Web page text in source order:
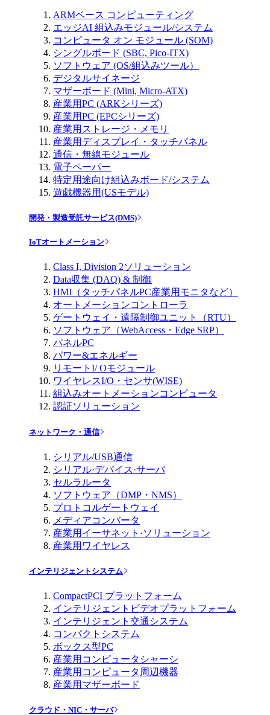
ARMベース コンピューティング
エッジAI 組込みモジュール/システム
コンピュータ オン モジュール (SOM)
シングルボード (SBC, Pico-ITX)
ソフトウェア (OS/組込みツール）
デジタルサイネージ
マザーボード (Mini, Micro-ATX)
産業用PC (ARKシリーズ)
産業用PC (EPCシリーズ)
産業用ストレージ・メモリ
産業用ディスプレイ・タッチパネル
通信・無線モジュール
電子ペーパー
特定用途向け組込みボード/システム
遊戯機器用(USモデル)
開発・製造受託サービス(DMS)
IoTオートメーション
Class I, Division 2ソリューション
Data収集 (DAQ) & 制御
HMI（タッチパネルPC産業用モニタなど）
オートメーションコントローラ
ゲートウェイ・遠隔制御ユニット（RTU）
ソフトウェア（WebAccess・Edge SRP）
パネルPC
パワー&エネルギー
リモートI/ Oモジュール
ワイヤレスI/O・センサ(WISE)
組込みオートメーションコンピュータ
認証ソリューション
ネットワーク・通信
シリアル/USB通信
シリアル·デバイス·サーバ
セルラルータ
ソフトウェア（DMP・NMS）
プロトコルゲートウェイ
メディアコンバータ
産業用イーサネット·ソリューション
産業用ワイヤレス
インテリジェントシステム
CompactPCI プラットフォーム
インテリジェントビデオプラットフォーム
インテリジェント交通システム
コンパクトシステム
ボックス型PC
産業用コンピュータシャーシ
産業用コンピュータ周辺機器
産業用マザーボード
クラウド・NIC・サーバ